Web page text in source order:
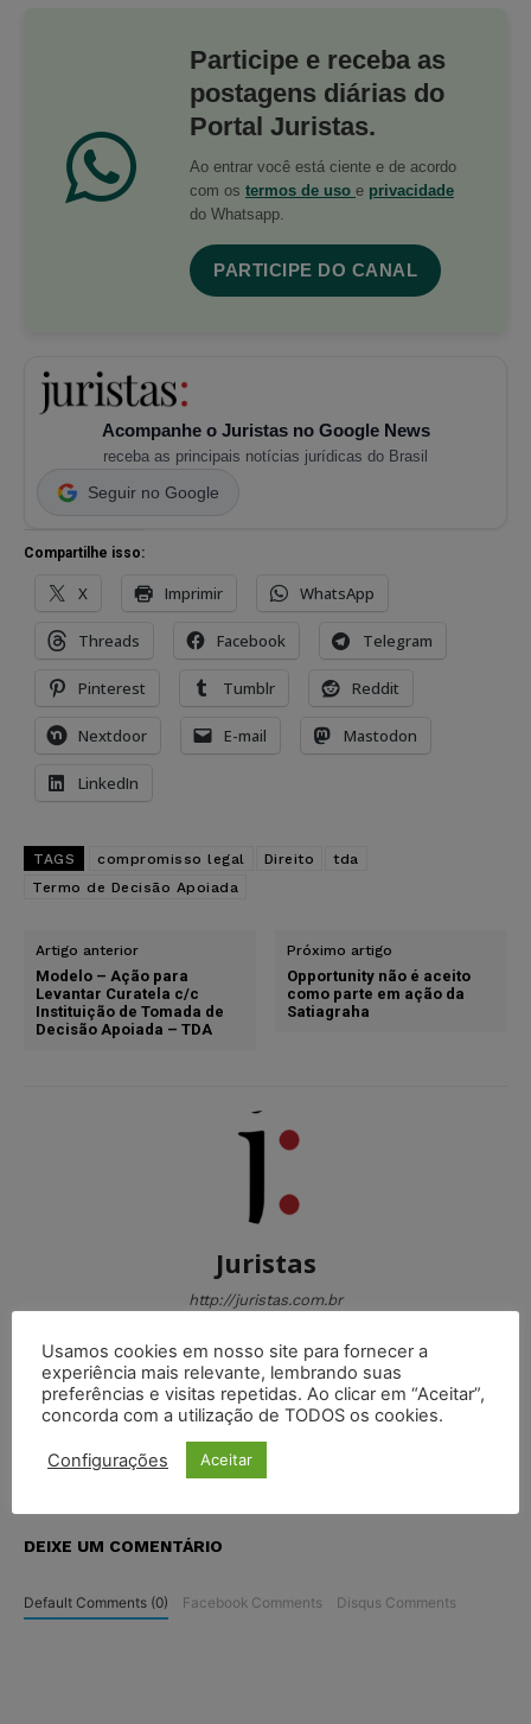
Participe e receba as
postagens diárias do
Portal Juristas.
Ao entrar você está ciente e de acordo
com os termos de uso e privacidade
do Whatsapp.
PARTICIPE DO CANAL
Acompanhe o Juristas no Google News
receba as principais notícias jurídicas do Brasil
Seguir no Google
Compartilhe isso:
X Imprimir WhatsApp
Threads Facebook Telegram
Pinterest Tumblr Reddit
Nextdoor E-mail Mastodon
LinkedIn
TAGS compromisso legal Direito
tda
Termo de Decisão Apoiada
Artigo anterior
Modelo – Ação para
Levantar Curatela c/c
Instituição de Tomada de
Decisão Apoiada – TDA
Próximo artigo
Opportunity não é aceito
como parte em ação da
Satiagraha
Juristas
http://juristas.com.br
uma comunidade jurídica onde os internautas possam
compartilhar suas informações, ideias e delegar cada
vez mais seu aprendizado em nosso Portal.
DEIXE UM COMENTÁRIO
Default Comments (0) Facebook Comments Disqus Comments
Usamos cookies em nosso site para fornecer a
experiência mais relevante, lembrando suas
preferências e visitas repetidas. Ao clicar em “Aceitar”,
concorda com a utilização de TODOS os cookies.
Configurações Aceitar